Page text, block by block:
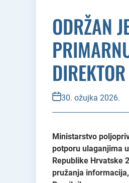
ODRŽAN
30. ožujka 2026.
Ministarstvo
potporu ulaganjima
Republike Hrvatske
pružanja